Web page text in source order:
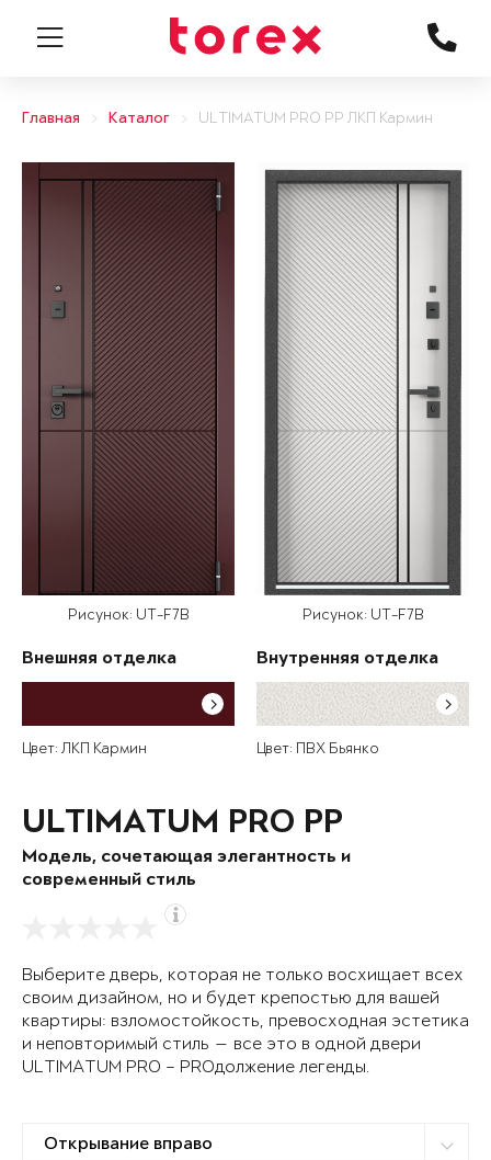
Главная Каталог ULTIMATUM PRO PP ЛКП Кармин
Рисунок: UT-F7B
Внешняя отделка
Цвет: ЛКП Кармин
Рисунок: UT-F7B
Внутренняя отделка
Цвет: ПВХ Бьянко
ULTIMATUM PRO PP
Модель, сочетающая элегантность и
современный стиль
Выберите дверь, которая не только восхищает всех
своим дизайном, но и будет крепостью для вашей
квартиры: взломостойкость, превосходная эстетика
и неповторимый стиль — все это в одной двери
ULTIMATUM PRO – PROдолжение легенды.